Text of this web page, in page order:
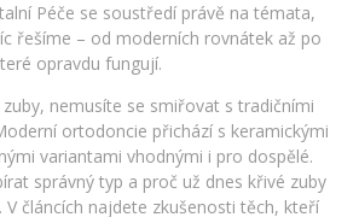
Péče se soustředí právě na témata,
řešíme – od moderních rovnátek až po
opravdu fungují.
nemusíte se smiřovat s tradičními
ortodoncie přichází s keramickými
variantami vhodnými i pro dospělé.
správný typ a proč už dnes křivé zuby
V článcích najdete zkušenosti těch, kteří